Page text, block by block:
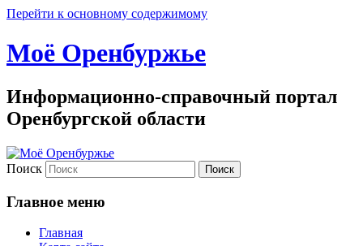
Перейти к основному содержимому
Моё Оренбуржье
Информационно-справочный портал
Оренбургской области
Поиск
Главное меню
Главная